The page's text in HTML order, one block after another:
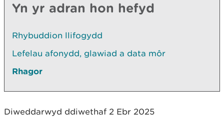
Yn yr adran hon hefyd
Rhybuddion llifogydd
Lefelau afonydd, glawiad a data môr
Rhagor
Diweddarwyd ddiwethaf 2 Ebr 2025